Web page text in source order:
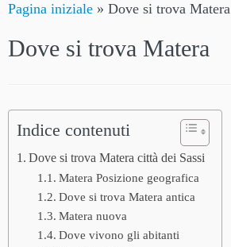
Pagina iniziale » Dove si trova Matera
Dove si trova Matera
Indice contenuti
Dove si trova Matera città dei Sassi
Matera Posizione geografica
Dove si trova Matera antica
Matera nuova
Dove vivono gli abitanti